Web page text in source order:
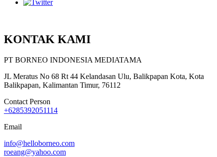
KONTAK KAMI
PT BORNEO INDONESIA MEDIATAMA
JL Meratus No 68 Rt 44 Kelandasan Ulu, Balikpapan Kota, Kota
Balikpapan, Kalimantan Timur, 76112
Contact Person
+6285392051114
Email
info@helloborneo.com
roeang@yahoo.com